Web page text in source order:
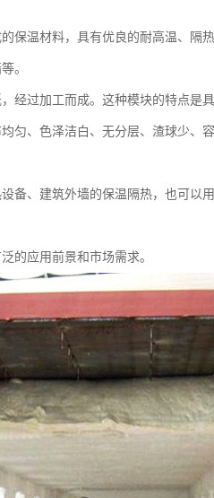
保温材料，具有优良的耐高温、隔
。
经过加工而成。这种模块的特点是
匀、色泽洁白、无分层、渣球少、
备、建筑外墙的保温隔热，也可以
的应用前景和市场需求。